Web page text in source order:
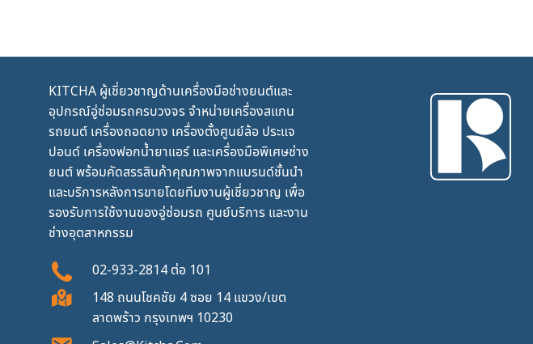
KITCHA ผู้เชี่ยวชาญด้านเครื่องมือช่างยนต์และ
อุปกรณ์อู่ซ่อมรถครบวงจร จำหน่ายเครื่องสแกน
รถยนต์ เครื่องถอดยาง เครื่องตั้งศูนย์ล้อ ประแจ
ปอนด์ เครื่องฟอกน้ำยาแอร์ และเครื่องมือพิเศษช่าง
ยนต์ พร้อมคัดสรรสินค้าคุณภาพจากแบรนด์ชั้นนำ
และบริการหลังการขายโดยทีมงานผู้เชี่ยวชาญ เพื่อ
รองรับการใช้งานของอู่ซ่อมรถ ศูนย์บริการ และงาน
ช่างอุตสาหกรรม
02-933-2814 ต่อ101
148 ถนนโชคชัย 4 ซอย 14 แขวง/เขต
ลาดพร้าว กรุงเทพฯ 10230